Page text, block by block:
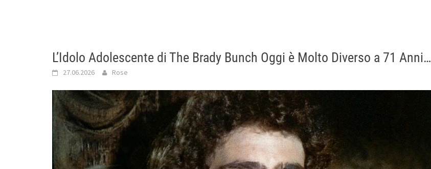
L’Idolo Adolescente di The Brady Bunch Oggi è Molto Diverso a 71 Anni…
27.06.2026 Rose